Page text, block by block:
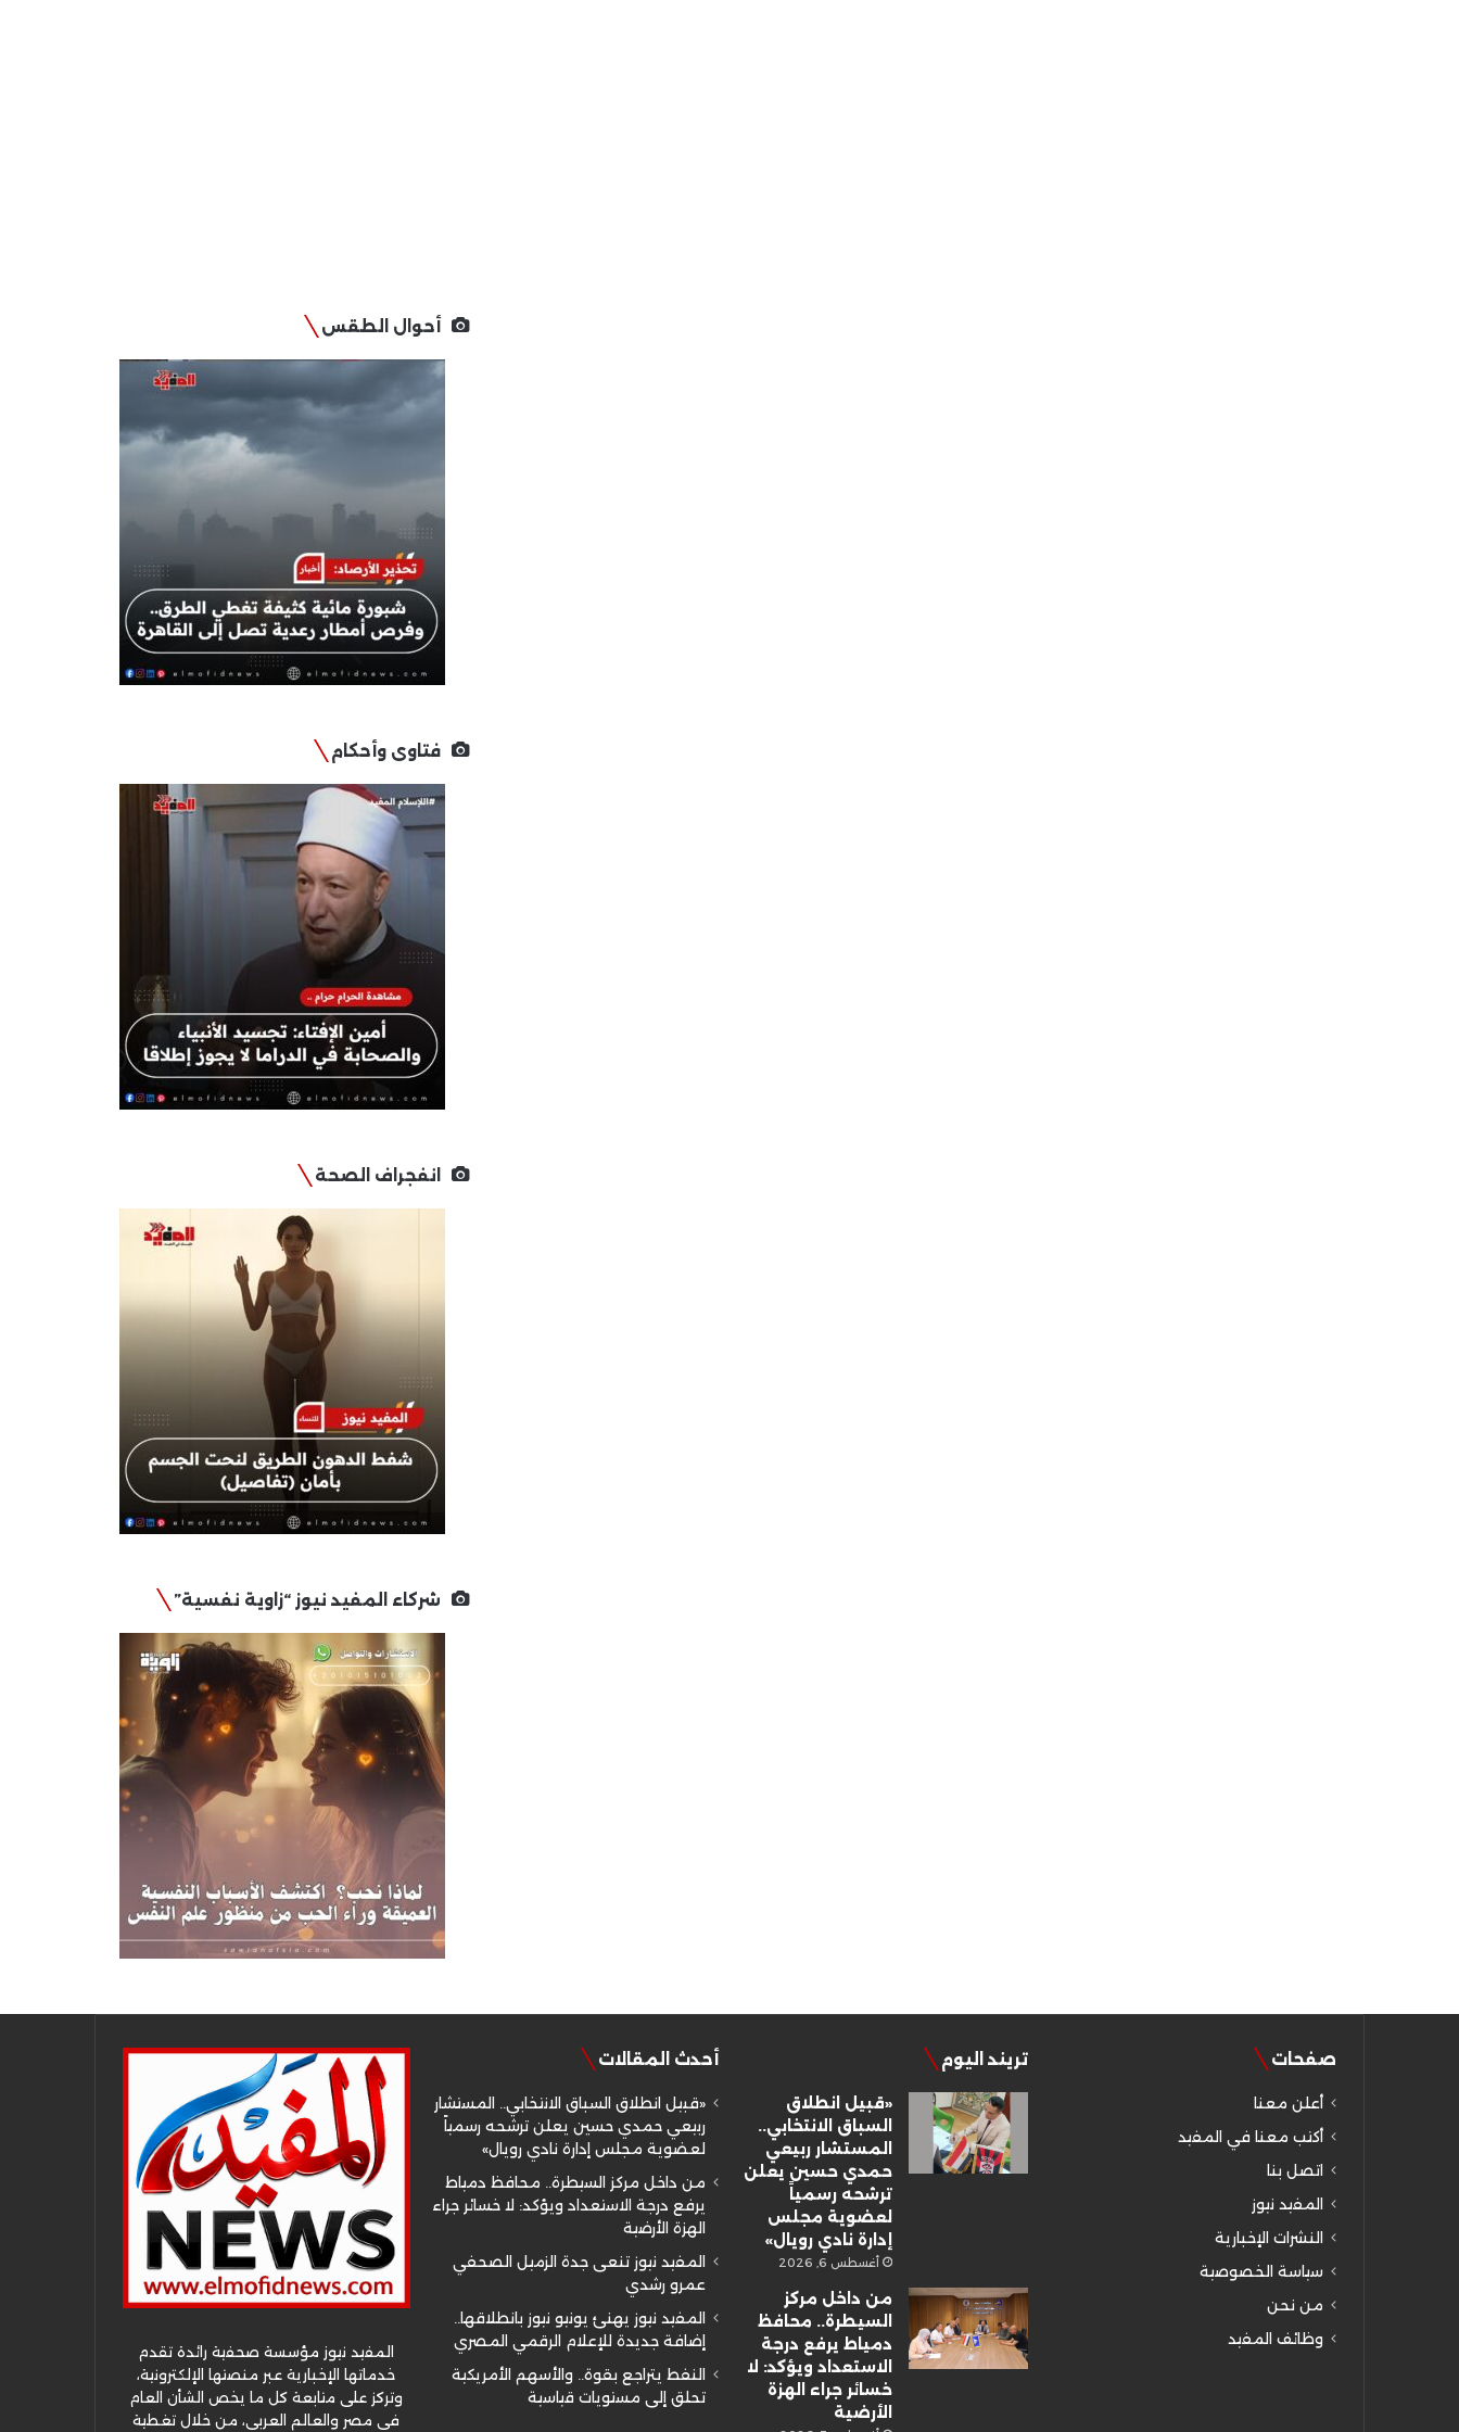
أحوال الطقس
فتاوى وأحكام
انفجراف الصحة
شركاء المفيد نيوز “زاوية نفسية”
صفحات
أعلن معنا
أكتب معنا في المفيد
اتصل بنا
المفيد نيوز
النشرات الإخبارية
سياسة الخصوصية
من نحن
وظائف المفيد
تريند اليوم
«قبيل انطلاق
السباق الانتخابي..
المستشار ربيعي
حمدي حسين يعلن
ترشحه رسمياً
لعضوية مجلس
إدارة نادي رويال»
أغسطس 6, 2026
من داخل مركز
السيطرة.. محافظ
دمياط يرفع درجة
الاستعداد ويؤكد: لا
خسائر جراء الهزة
الأرضية
أحدث المقالات
«قبيل انطلاق السباق الانتخابي.. المستشار
ربيعي حمدي حسين يعلن ترشحه رسمياً
لعضوية مجلس إدارة نادي رويال»
من داخل مركز السيطرة.. محافظ دمياط
يرفع درجة الاستعداد ويؤكد: لا خسائر جراء
الهزة الأرضية
المفيد نيوز تنعى جدة الزميل الصحفي
عمرو رشدي
المفيد نيوز يهنئ يونيو نيوز بانطلاقها..
إضافة جديدة للإعلام الرقمي المصري
النفط يتراجع بقوة.. والأسهم الأمريكية
تحلق إلى مستويات قياسية
المفيد نيوز مؤسسة صحفية رائدة تقدم
خدماتها الإخبارية عبر منصتها الإلكترونية،
وتركز على متابعة كل ما يخص الشأن العام
في مصر والعالم العربي، من خلال تغطية